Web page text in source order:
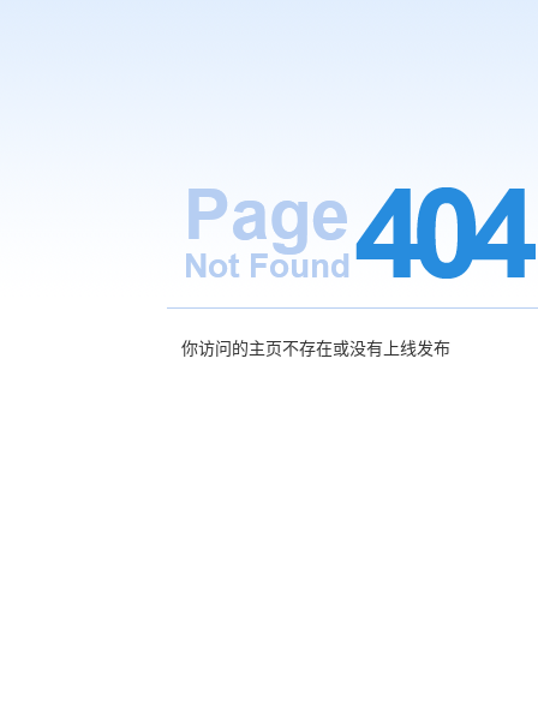
你访问的主页不存在或没有上线发布